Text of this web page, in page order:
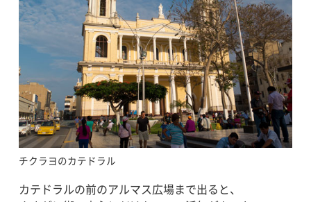
チクラヨのカテドラル
カテドラルの前のアルマス広場まで出ると、